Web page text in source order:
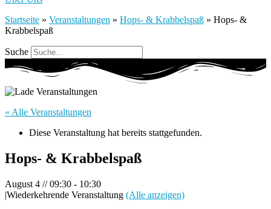
Startseite » Veranstaltungen » Hops- & Krabbelspaß » Hops- &
Krabbelspaß
Suche
« Alle Veranstaltungen
Diese Veranstaltung hat bereits stattgefunden.
Hops- & Krabbelspaß
August 4 // 09:30 - 10:30
|Wiederkehrende Veranstaltung (Alle anzeigen)